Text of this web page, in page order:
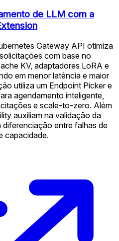
de LLM com a
Gateway API otimiza
com base no
KV, adaptadores LoRA e
em menor latência e maior
utiliza um Endpoint Picker e
agendamento inteligente,
e scale-to-zero. Além
auxiliam na validação da
entre falhas de
capacidade.